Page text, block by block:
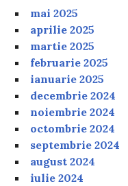
mai 2025
aprilie 2025
martie 2025
februarie 2025
ianuarie 2025
decembrie 2024
noiembrie 2024
octombrie 2024
septembrie 2024
august 2024
iulie 2024